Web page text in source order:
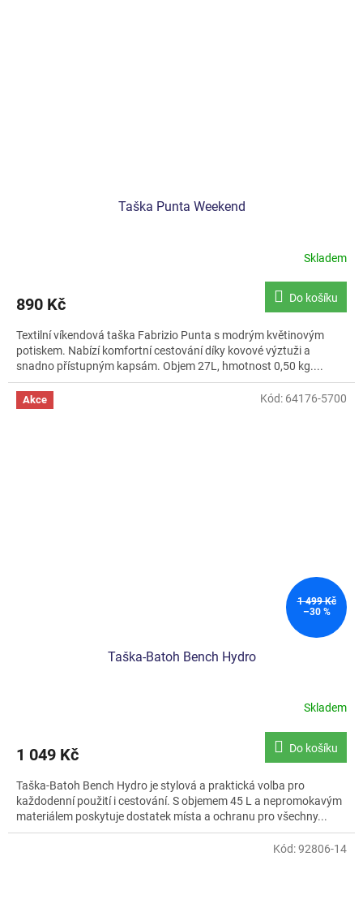
Taška Punta Weekend
Skladem
890 Kč Do košíku
Textilní víkendová taška Fabrizio Punta s modrým květinovým
potiskem. Nabízí komfortní cestování díky kovové výztuži a
snadno přístupným kapsám. Objem 27L, hmotnost 0,50 kg....
Akce
1 499 Kč
–30 %
Taška-Batoh Bench Hydro
Skladem
1 049 Kč Do košíku
Taška-Batoh Bench Hydro je stylová a praktická volba pro
každodenní použití i cestování. S objemem 45 L a nepromokavým
materiálem poskytuje dostatek místa a ochranu pro všechny...
Kód: 64176-5700
Kód:92806-14